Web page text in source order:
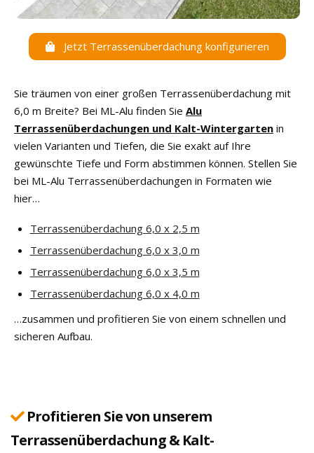
Jetzt Terrassenüberdachung konfigurieren
Sie träumen von einer großen Terrassenüberdachung mit
6,0 m Breite? Bei ML-Alu finden Sie Alu
Terrassenüberdachungen und Kalt-Wintergarten in
vielen Varianten und Tiefen, die Sie exakt auf Ihre
gewünschte Tiefe und Form abstimmen können. Stellen Sie
bei ML-Alu Terrassenüberdachungen in Formaten wie
hier…
Terrassenüberdachung 6,0 x 2,5 m
Terrassenüberdachung 6,0 x 3,0 m
Terrassenüberdachung 6,0 x 3,5 m
Terrassenüberdachung 6,0 x 4,0 m
…zusammen und profitieren Sie von einem schnellen und
sicheren Aufbau.
Profitieren Sie von unserem
Terrassenüberdachung & Kalt-